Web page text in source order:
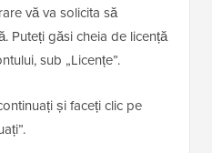
vă va solicita să
Puteți găsi cheia de licență
sub „Licențe”.
și faceți clic pe